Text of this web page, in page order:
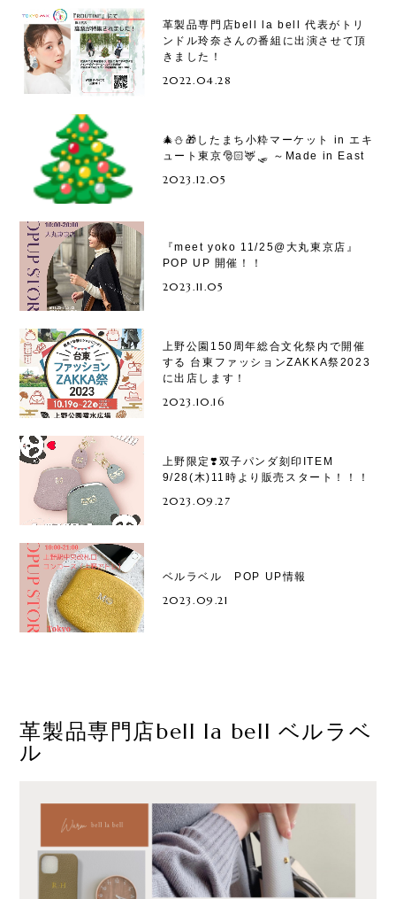
革製品専門店bell la bell 代表がトリ
ンドル玲奈さんの番組に出演させて頂
きました！
2022.04.28
🎄⛄️🎁したまち小粋マーケット in エキ
ュート東京🎅🏻🦌🛷 ～Made in East
2023.12.05
『meet yoko 11/25@大丸東京店』
POP UP 開催！！
2023.11.05
上野公園150周年総合文化祭内で開催
する 台東ファッションZAKKA祭2023
に出店します！
2023.10.16
上野限定❣️双子パンダ刻印ITEM
9/28(木)11時より販売スタート！！！
2023.09.27
ベルラベル POP UP情報
2023.09.21
革製品専門店bell la bell ベルラベ
ル